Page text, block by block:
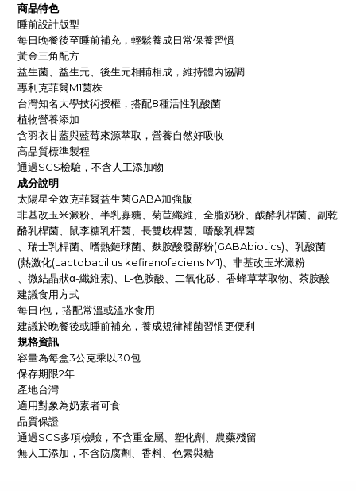
商品特色
睡前設計版型
每日晚餐後至睡前補充，輕鬆養成日常保養習慣
黃金三角配方
益生菌、益生元、後生元相輔相成，維持體內協調
專利克菲爾M1菌株
台灣知名大學技術授權，搭配8種活性乳酸菌
植物營養添加
含羽衣甘藍與藍莓來源萃取，營養自然好吸收
高品質標準製程
通過SGS檢驗，不含人工添加物
成分說明
太陽星全效克菲爾益生菌GABA加強版
非基改玉米澱粉、半乳寡糖、菊苣纖維、全脂奶粉、酦酵乳桿菌、副乾
酪乳桿菌、鼠李糖乳杆菌、長雙歧桿菌、嗜酸乳桿菌
、瑞士乳桿菌、嗜熱鏈球菌、麩胺酸發酵粉(GABAbiotics)、乳酸菌
(熱激化(Lactobacillus kefiranofaciens M1)、非基改玉米澱粉
、微結晶狀α-纖維素)、L-色胺酸、二氧化矽、香蜂草萃取物、茶胺酸
建議食用方式
每日1包，搭配常溫或溫水食用
建議於晚餐後或睡前補充，養成規律補菌習慣更便利
規格資訊
容量為每盒3公克乘以30包
保存期限2年
產地台灣
適用對象為奶素者可食
品質保證
通過SGS多項檢驗，不含重金屬、塑化劑、農藥殘留
無人工添加，不含防腐劑、香料、色素與糖